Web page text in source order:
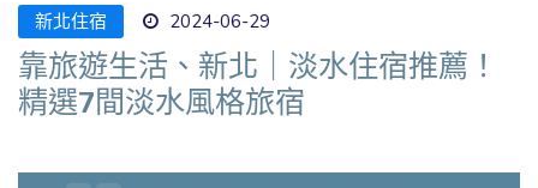
新北住宿 2024-06-29
靠旅遊生活、新北｜淡水住宿推薦！
精選7間淡水風格旅宿